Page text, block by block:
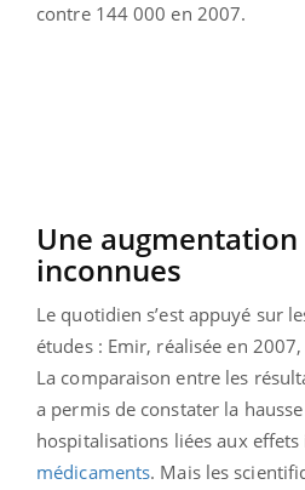
contre 144 000 en 2007.
Une
inconnues
Le quotidien s’est appuyé sur
études : Emir, réalisée en
La comparaison entre les
a permis de constater la
hospitalisations liées aux
médicaments. Mais les